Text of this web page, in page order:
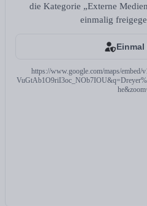
die Kategorie „Externe
einmalig
Einmal
https://www.google.com/maps/